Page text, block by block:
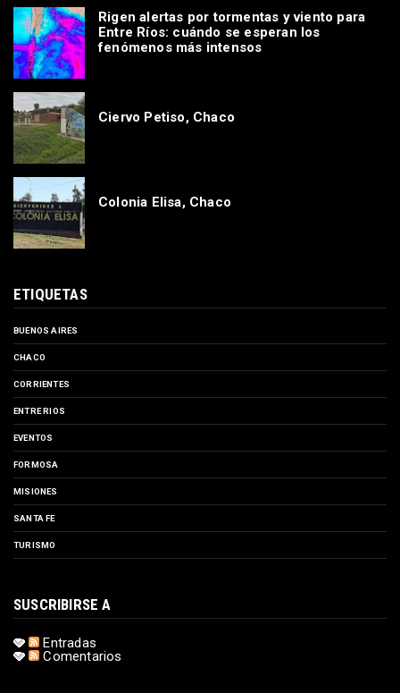
Rigen alertas por tormentas y viento para
Entre Ríos: cuándo se esperan los
fenómenos más intensos
Ciervo Petiso, Chaco
Colonia Elisa, Chaco
ETIQUETAS
BUENOS AIRES
CHACO
CORRIENTES
ENTRE RIOS
EVENTOS
FORMOSA
MISIONES
SANTA FE
TURISMO
SUSCRIBIRSE A
Entradas
Comentarios